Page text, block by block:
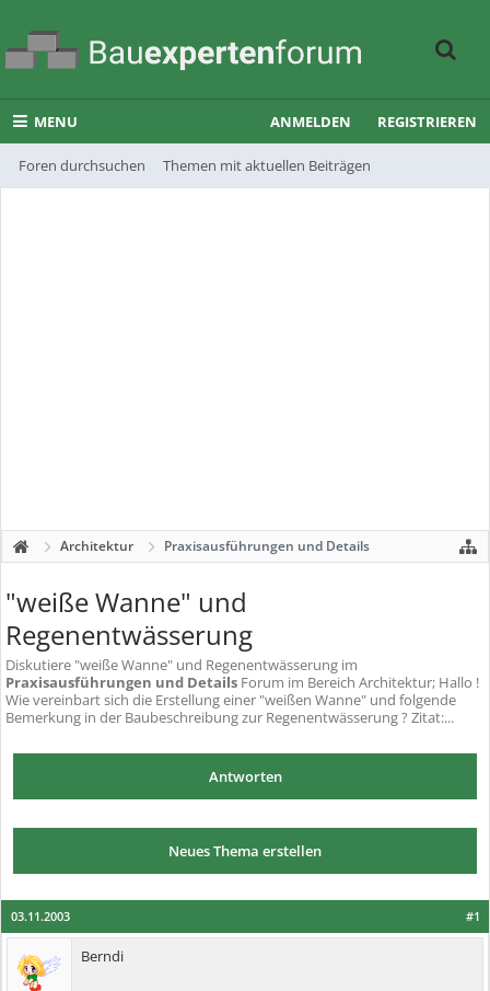
MENU
Foren durchsuchen Themen mit aktuellen Beiträgen
ANMELDEN REGISTRIEREN
Architektur Praxisausführungen und Details
"weiße Wanne" und
Regenentwässerung
Diskutiere "weiße Wanne" und Regenentwässerung im
Praxisausführungen und Details Forum im Bereich Architektur; Hallo !
Wie vereinbart sich die Erstellung einer "weißen Wanne" und folgende
Bemerkung in der Baubeschreibung zur Regenentwässerung ? Zitat:...
Antworten
Neues Thema erstellen
#1
03.11.2003
Berndi